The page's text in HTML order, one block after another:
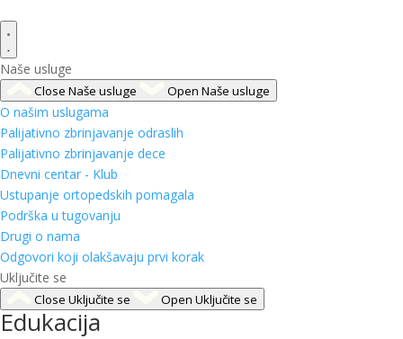
Naše usluge
Close Naše usluge Open Naše usluge
O našim uslugama
Palijativno zbrinjavanje odraslih
Palijativno zbrinjavanje dece
Dnevni centar - Klub
Ustupanje ortopedskih pomagala
Podrška u tugovanju
Drugi o nama
Odgovori koji olakšavaju prvi korak
Uključite se
Close Uključite se Open Uključite se
Edukacija